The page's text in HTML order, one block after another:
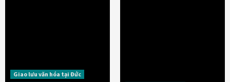
Giao lưu văn hóa tại Đức